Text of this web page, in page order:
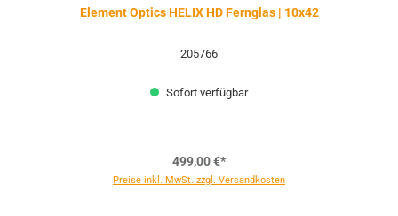
Element Optics HELIX HD Fernglas | 10x42
205766
Sofort verfügbar
499,00 €*
Preise inkl. MwSt. zzgl. Versandkosten